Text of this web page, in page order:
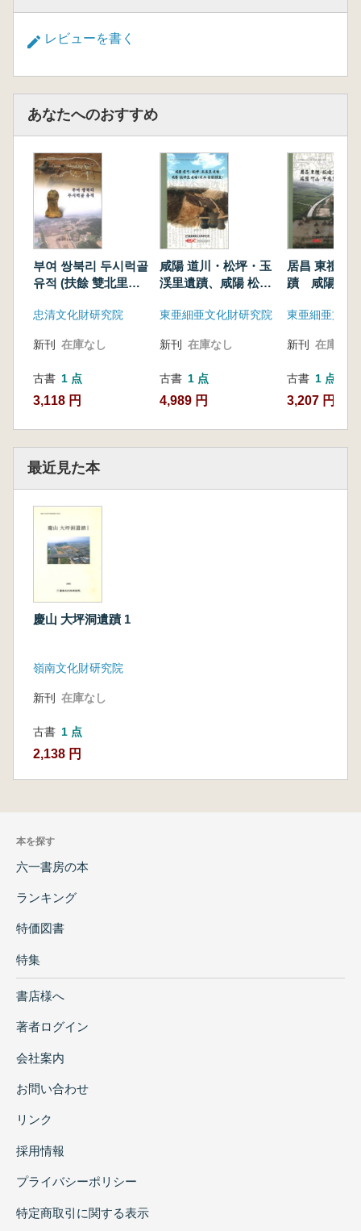
レビューを書く
あなたへのおすすめ
부여 쌍북리 두시럭골
유적 (扶餘 雙北里ド
忠清文化財研究院
新刊 在庫なし
古書 1 点
3,118 円
咸陽 道川・松坪・玉
渓里遺蹟、咸陽 松坪
査)
東亜細亜文化財研究院
新刊 在庫なし
古書 1 点
4,989 円
居昌 東禮・
蹟 咸陽 竹
新刊 在庫なし
古書 1 点
3,207 円
最近見た本
慶山 大坪洞遺蹟 1
嶺南文化財研究院
新刊 在庫なし
古書 1 点
2,138 円
本を探す
六一書房の本
ランキング
特価図書
特集
書店様へ
著者ログイン
会社案内
お問い合わせ
リンク
採用情報
プライバシーポリシー
特定商取引に関する表示